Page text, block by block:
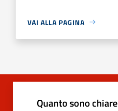
VAI ALLA PAGINA
Quanto sono